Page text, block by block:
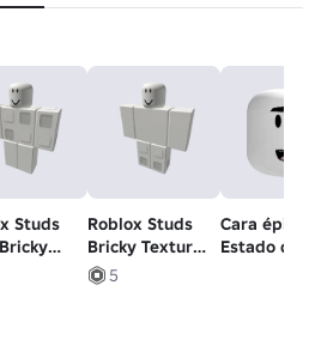
Studs
Roblox Studs
Bricky Texture
Squares
Transparente
5
Cara épica -
Estado de